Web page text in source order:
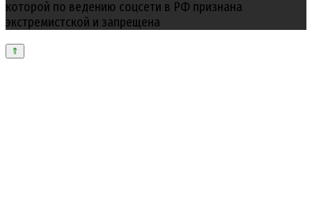
которой по ведению соцсети в РФ признана
экстремистской и запрещена